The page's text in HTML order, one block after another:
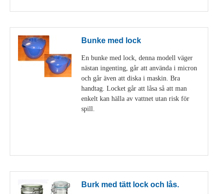
Bunke med lock
En bunke med lock, denna modell väger
nästan ingenting, går att använda i micron
och går även att diska i maskin. Bra
handtag. Locket går att låsa så att man
enkelt kan hälla av vattnet utan risk för
spill.
Burk med tätt lock och lås.